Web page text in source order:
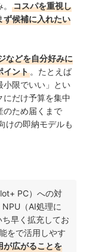
コスパを重視し
ず候補に入れたい
などを自分好みに
イント 。たとえば
小限でいい」とい
だけ予算を集中
のため届くまで
けの即納モデルも
PC）への対
（AI処理に
早く拡充してお
をで活用しやす
が広がることを